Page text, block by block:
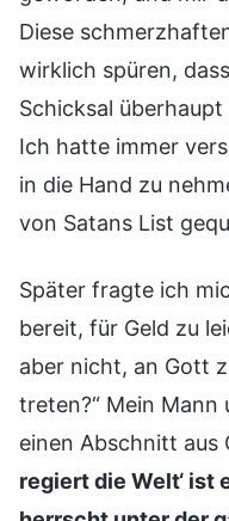
Diese
wirklich spüren,
Schicksal
Ich hatte immer
in die Hand zu
von Satans List
Später fragte ich
bereit, für Geld zu
aber nicht, an Gott
treten?“ Mein Mann
einen Abschnitt aus
regiert die Welt‘ ist